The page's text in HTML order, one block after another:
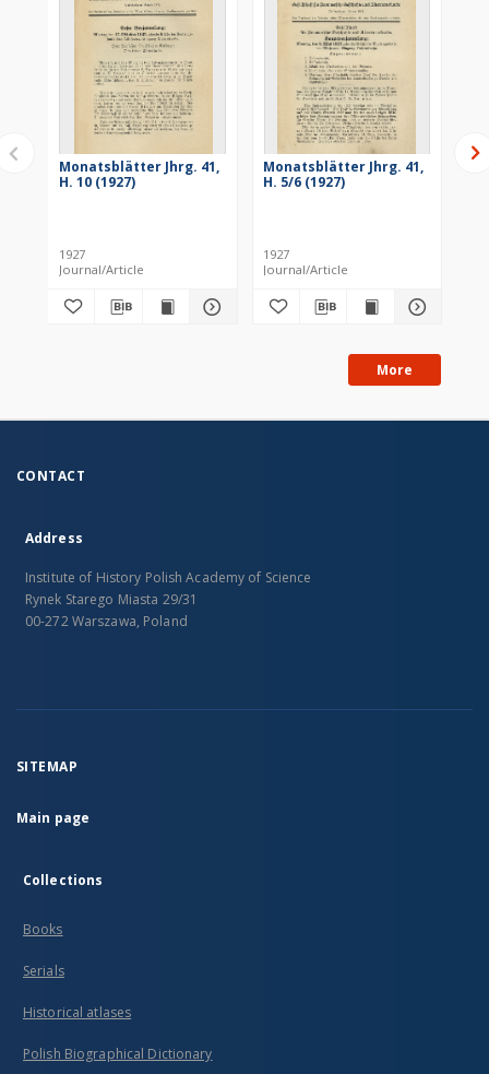
Monatsblätter Jhrg. 41,
H. 10 (1927)
1927
Journal/Article
Monatsblätter Jhrg. 41,
H. 5/6 (1927)
1927
Journal/Article
More
CONTACT
Address
Institute of History Polish Academy of Science
Rynek Starego Miasta 29/31
00-272 Warszawa, Poland
SITEMAP
Main page
Collections
Books
Serials
Historical atlases
Polish Biographical Dictionary